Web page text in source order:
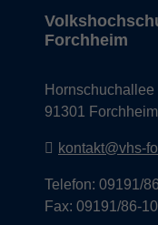
Forchheim
Hornschuchallee
91301 Forchheim
kontakt@vhs-
Telefon: 09191/
Fax: 09191/86-